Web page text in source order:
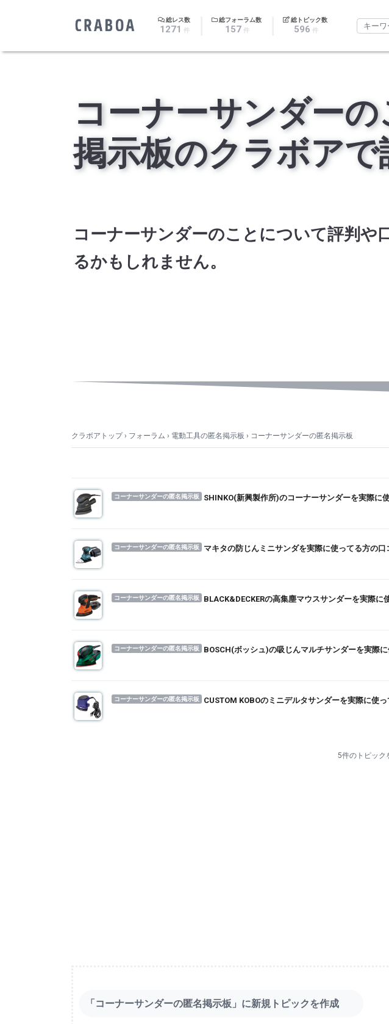
総レス数
1271 件
総フォーラム数
157 件
総トピック数
596 件
コーナーサンダー
掲示板のクラボアで
コーナーサンダーのことについて評判や
るかもしれません。
クラボアトップ › フォーラム › 電動工具の匿名掲示板 › コーナーサンダーの匿名掲示板
コーナーサンダーの匿名掲示板 SHINKO(新興製作所)のコーナーサンダーを実際に
コーナーサンダーの匿名掲示板 マキタの防じんミニサンダを実際に使ってる方の口
コーナーサンダーの匿名掲示板 BLACK&DECKERの高集塵マウスサンダーを実際に
コーナーサンダーの匿名掲示板 BOSCH(ボッシュ)の吸じんマルチサンダーを実際
コーナーサンダーの匿名掲示板 CUSTOM KOBOのミニデルタサンダーを実際に使
5件のトピック
「コーナーサンダーの匿名掲示板」に新規トピックを作成